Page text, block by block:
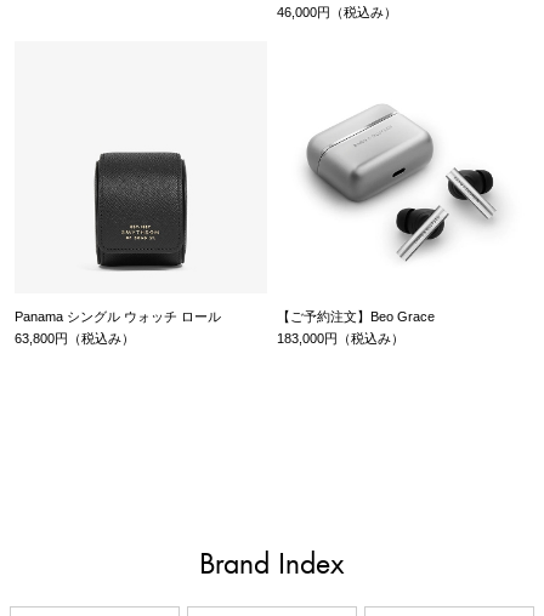
46,000円（税込み）
Panama シングル ウォッチ ロール
63,800円（税込み）
【ご予約注文】Beo Grace
183,000円（税込み）
Brand Index